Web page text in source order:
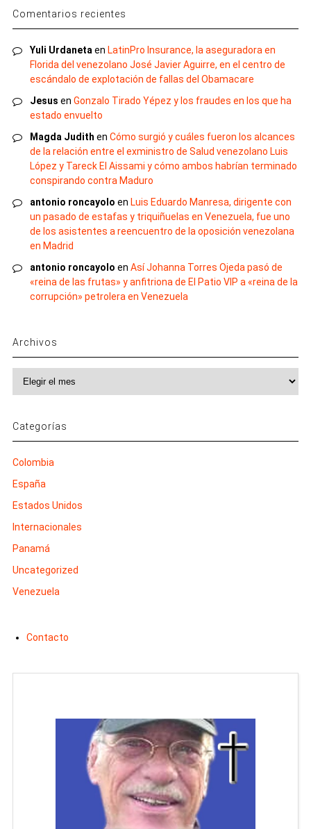
Comentarios recientes
Yuli Urdanetaen LatinPro Insurance, la aseguradora en
Florida del venezolano José Javier Aguirre, en el centro de
escándalo de explotación de fallas del Obamacare
Jesus en Gonzalo Tirado Yépez y los fraudes en los que ha
estado envuelto
Magda Judith en Cómo surgió y cuáles fueron los alcances
de la relación entre el exministro de Salud venezolano Luis
López y Tareck El Aissami y cómo ambos habrían terminado
conspirando contra Maduro
antonio roncayolo en Luis Eduardo Manresa, dirigente con
un pasado de estafas y triquiñuelas en Venezuela, fue uno
de los asistentes a reencuentro de la oposición venezolana
en Madrid
antonio roncayolo en Así Johanna Torres Ojeda pasó de
«reina de las frutas» y anfitriona de El Patio VIP a «reina de la
corrupción» petrolera en Venezuela
Archivos
Archivos
Categorías
Colombia
España
Estados Unidos
Internacionales
Panamá
Uncategorized
Venezuela
Contacto